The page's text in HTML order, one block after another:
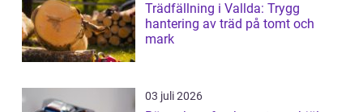
Trädfällning i Vallda: Trygg
hantering av träd på tomt och
mark
03 juli 2026